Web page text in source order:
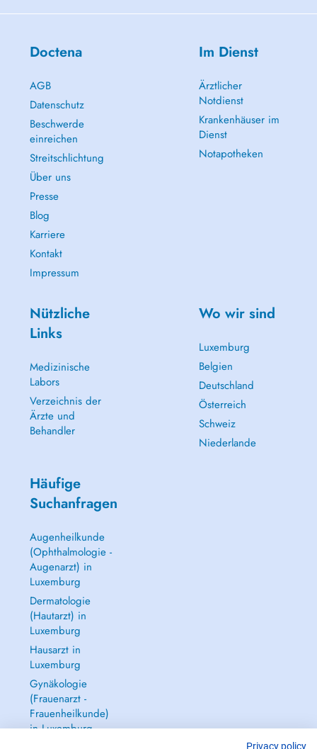
Doctena
AGB
Datenschutz
Beschwerde
einreichen
Streitschlichtung
Über uns
Presse
Blog
Karriere
Kontakt
Impressum
Im Dienst
Ärztlicher
Notdienst
Krankenhäuser im
Dienst
Notapotheken
Nützliche
Links
Medizinische
Labors
Verzeichnis der
Ärzte und
Behandler
Wo wir sind
Luxemburg
Belgien
Deutschland
Österreich
Schweiz
Niederlande
Häufige
Suchanfragen
Augenheilkunde
(Ophthalmologie -
Augenarzt) in
Luxemburg
Dermatologie
(Hautarzt) in
Luxemburg
Hausarzt in
Luxemburg
Gynäkologie
(Frauenarzt -
Frauenheilkunde)
in Luxemburg
Privacy policy